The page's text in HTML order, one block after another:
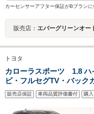
カーセンサーアフター保証がBプラン
販売店： エバーグリーンオー
トヨタ
カローラスポーツ 1.8
ビ・フルセグTV・バック
ス・クリアランスソナー
ダークルーズコントロー
インチアルミホイール・
販売店保証 車両品質評価書付 購